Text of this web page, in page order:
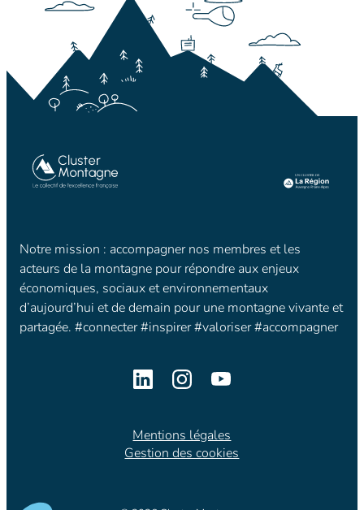
Notre mission : accompagner nos membres et les
acteurs de la montagne pour répondre aux enjeux
économiques, sociaux et environnementaux
d’aujourd’hui et de demain pour une montagne vivante et
partagée. #connecter #inspirer #valoriser #accompagner
Mentions légales
Gestion des cookies